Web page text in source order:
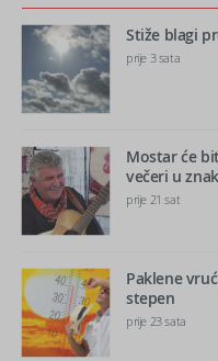
Stiže blagi
prije 3 sata
Mostar će
večeri u
prije 21 sat
Paklene
stepen
prije 23 sata